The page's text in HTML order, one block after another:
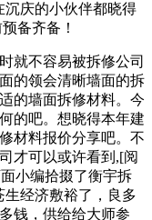
庆的小伙伴都晓得
备齐备！
不容易被拆修公司
的领会清晰墙面的拆
的墙面拆修材料。今
的吧。想晓得本年建
材料报价分享吧。不
才可以或许看到,[阅
小编拾掇了衡宇拆
经济敷裕了，良多
钱，供给给大师参